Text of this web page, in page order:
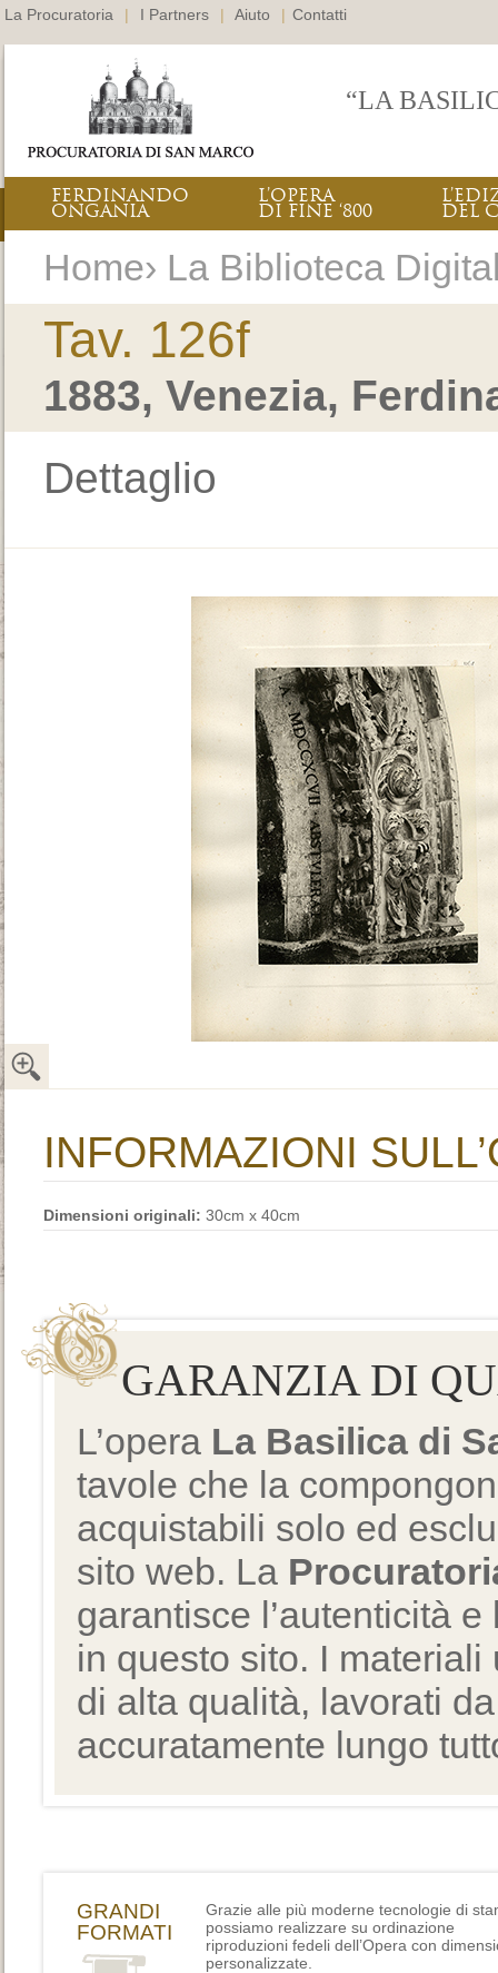
La Procuratoria | I Partners | Aiuto | Contatti
“LA
FERDINANDO
ONGANIA
L’OPERA
DI FINE ‘800 DEL
Home› La Biblioteca
Tav. 126f
1883, Venezia,
Dettaglio
INFORMAZIONI
Dimensioni originali: 30cm x 40cm
GARANZIA DI
L’opera La Basilica di
tavole che la
acquistabili solo ed
sito web. La
garantisce l’autenticità
in questo sito. I
di alta qualità, lavorati
accuratamente lungo
GRANDI
FORMATI
Grazie alle più moderne tecnologie di
possiamo realizzare su ordinazione
riproduzioni fedeli dell’Opera con
personalizzate.